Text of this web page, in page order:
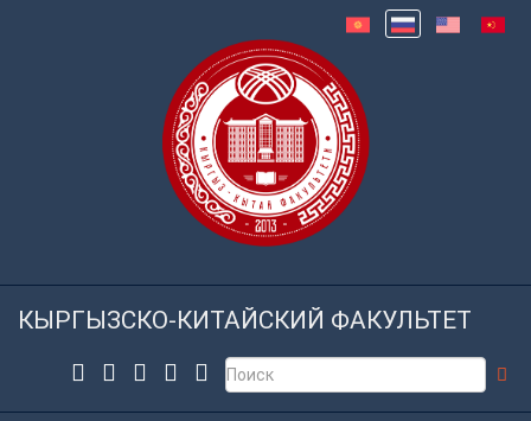
КЫРГЫЗСКО-КИТАЙСКИЙ ФАКУЛЬТЕТ